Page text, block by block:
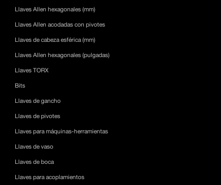
Llaves Allen hexagonales (mm)
Llaves Allen acodadas con pivotes
Llaves de cabeza esférica (mm)
Llaves Allen hexagonales (pulgadas)
Llaves TORX
Bits
Llaves de gancho
Llaves de pivotes
Llaves para máquinas-herramientas
Llaves de vaso
Llaves de boca
Llaves para acoplamientos